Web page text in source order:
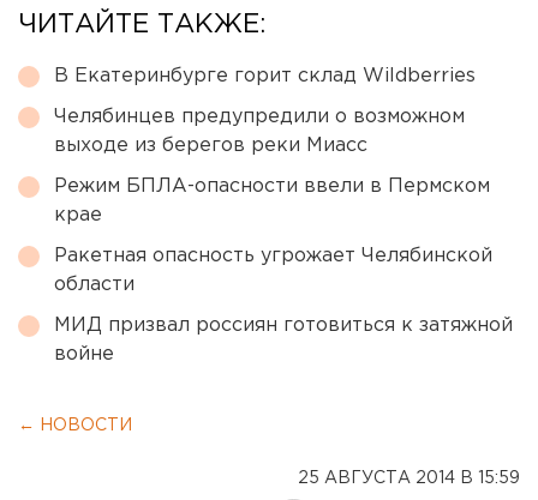
ЧИТАЙТЕ ТАКЖЕ:
В Екатеринбурге горит склад Wildberries
Челябинцев предупредили о возможном
выходе из берегов реки Миасс
Режим БПЛА-опасности ввели в Пермском
крае
Ракетная опасность угрожает Челябинской
области
МИД призвал россиян готовиться к затяжной
войне
← НОВОСТИ
25 АВГУСТА 2014 В 15:59